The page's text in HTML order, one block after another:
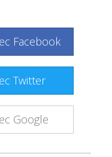
Facebook
Twitter
Google